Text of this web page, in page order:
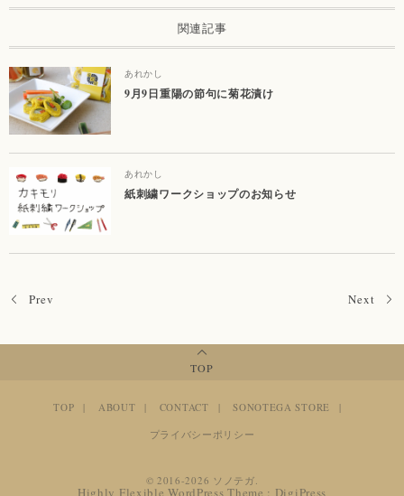
関連記事
あれかし
9月9日重陽の節句に菊花漬け
あれかし
紙刺繍ワークショップのお知らせ
Prev Next
TOP
TOP ABOUT CONTACT
SONOTEGA STORE
プライバシーポリシー
© 2016-2026 ソノテガ
Highly Flexible WordPress Theme : DigiPress